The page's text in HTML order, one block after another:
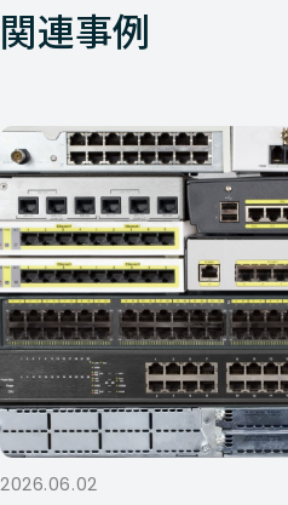
関連事例
2026.06.02